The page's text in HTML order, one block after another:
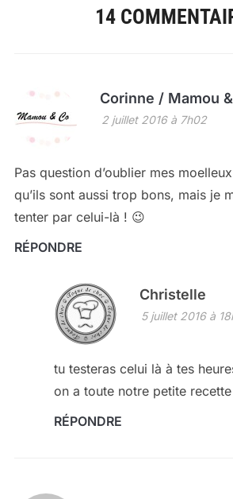
14
Corinne / Mamou
2 juillet 2016 à 7h02
Pas question d’oublier mes
qu’ils sont aussi trop bons, mais je
tenter par celui-là ! 😉
RÉPONDRE
Christelle
5 juillet 2016 à
tu testeras celui là à tes
on a toute notre petite
RÉPONDRE